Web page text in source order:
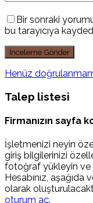
Bir sonraki
bu tarayıcıya
Henüz
Talep listesi
Firmanızın sayfa
İşletmenizi neyin
giriş bilgilerinizi
fotoğraf yükleyin ve
Hesabınız,
olarak
oturum aç.